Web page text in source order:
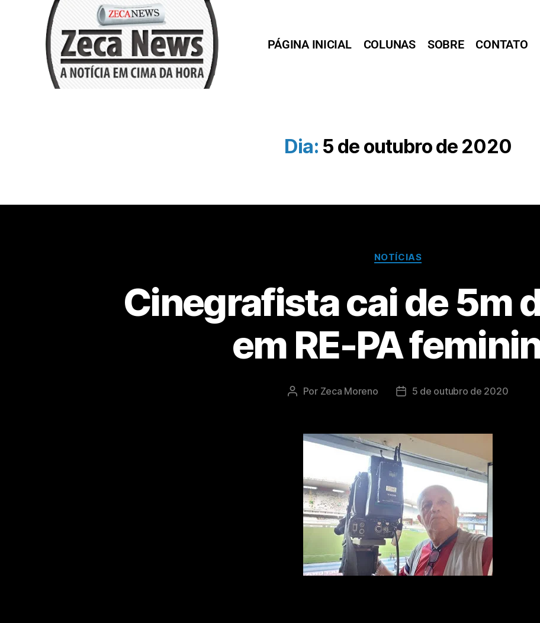
PÁGINA INICIAL COLUNAS SOBRE CONTATO
Dia: 5 de outubro de 2020
NOTÍCIAS
Cinegrafista cai de 5m
em RE-PA
Por Zeca Moreno 5 de outubro de 2020